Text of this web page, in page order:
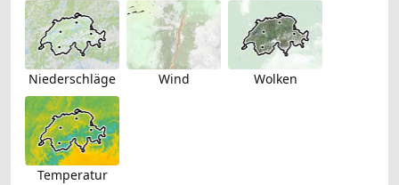
Niederschläge Wind Wolken
Temperatur